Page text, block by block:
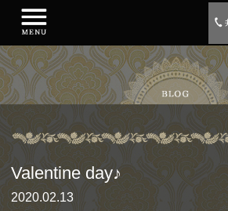
Valentine day♪
2020.02.13